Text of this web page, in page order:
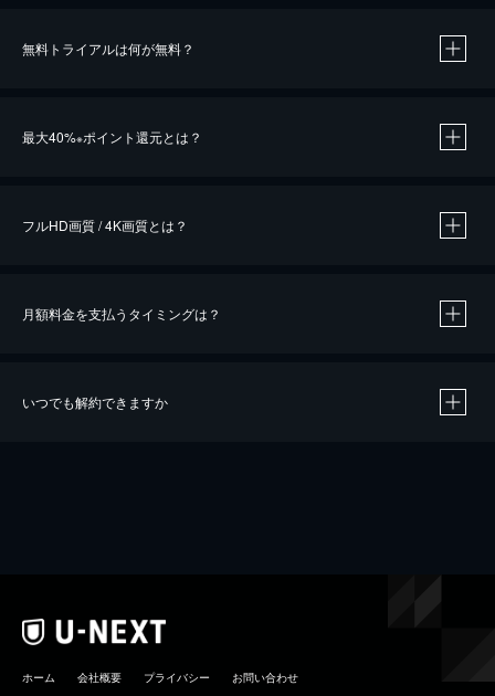
無料トライアルは何が無料？
最大40%※ポイント還元とは？
※40％ポイント還元の対象は、クレジットカード決済による作品の購入 / レンタルです。
iOSアプリのUコイン決済による作品の購入 / レンタルは、20％のポイント還元です。
フルHD画質 / 4K画質とは？
月額料金を支払うタイミングは？
いつでも解約できますか
ホーム 会社概要 プライバシー お問い合わせ